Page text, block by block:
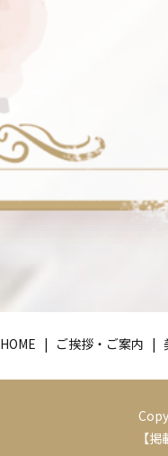
HOME ご挨拶・ご案内
【